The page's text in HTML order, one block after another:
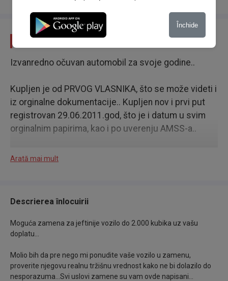
Descriere
Izvanredno očuvan automobil za svoje godine..
Kupljen je od PRVOG VLASNIKA, što se može videti i
iz orginalne dokumentacije.. Kupljen nov i prvi put
registrovan 29.06.2011.god, što je i datum u svim
orginalnim papirima, kao i po uverenju AMSS-a..
Neuništivi FIATov MULTIDŽET motor od 2.000 kubika
Sve ispravno i u funkciji... Sitni tragovi korištenja...
Enterijer u izvanrednom stanju...
Od opreme poseduje: Klimu, Bord kompjuter,
Centralnu bravu, 2 Kod ključa, Krovne nosače, ESP
Arată mai mult
Descrierea înlocuirii
Moguća zamena za jeftinije vozilo do 2.000 kubika uz vašu
doplatu...
Molio bih da pre nego mi ponudite vaše vozilo u zamenu,
proverite njegovu realnu tržišnu vrednost kako ne bi dolazilo do
nesporazuma...Svi uslovi zamene su vam ovde napisani...
Închide